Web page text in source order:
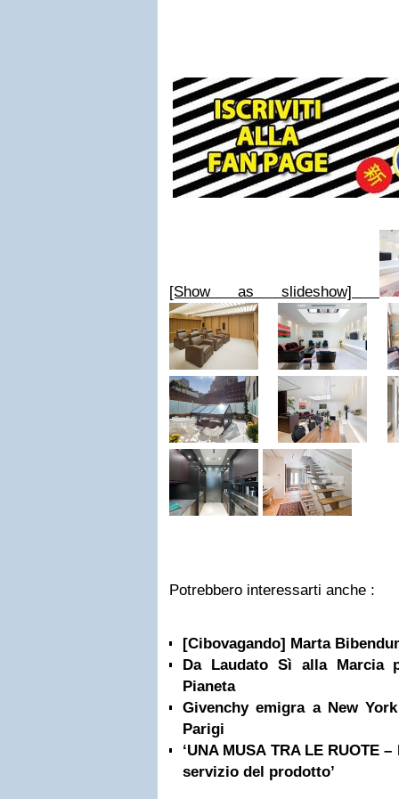
[Show as slideshow]
Potrebbero interessarti anche :
[Cibovagando] Marta
Da Laudato Sì alla
Pianeta
Givenchy emigra a New
Parigi
‘UNA MUSA TRA LE RUOTE
servizio del prodotto’